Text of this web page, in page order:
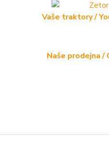
Vaše traktory /
Naše prodejna /